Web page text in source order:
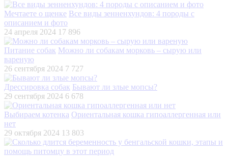
Мечтаете о щенке Все виды зенненхундов: 4 породы с
описанием и фото
24 апреля 2024 17 896
Питание собак Можно ли собакам морковь – сырую или
вареную
26 сентября 2024 7 727
Дрессировка собак Бывают ли злые мопсы?
29 сентября 2024 6 678
Выбираем котенка Ориентальная кошка гипоаллергенная или
нет
29 октября 2024 13 803